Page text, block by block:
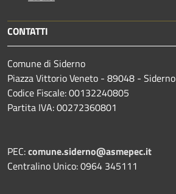
CONTATTI
Comune di Siderno
Piazza Vittorio Veneto - 89048 - Siderno
Codice Fiscale: 00132240805
Partita IVA: 00272360801
PEC:comune.siderno@asmepec.it
Centralino Unico: 0964 345111